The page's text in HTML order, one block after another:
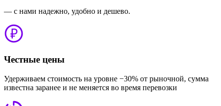
— с нами надежно, удобно и дешево.
Честные цены
Удерживаем стоимость на уровне −30% от рыночной, сумма
известна заранее и не меняется во время перевозки